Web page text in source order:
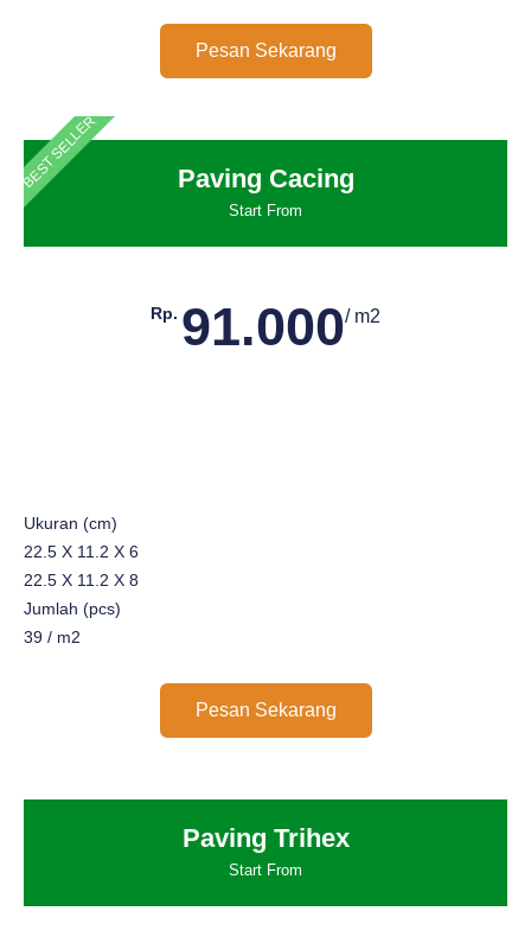
Pesan Sekarang
BEST SELLER Paving Cacing
Start From
Rp. 91.000/ m2
Ukuran (cm)
22.5 X 11.2 X 6
22.5 X 11.2 X 8
Jumlah (pcs)
39 / m2
Pesan Sekarang
Paving Trihex
Start From